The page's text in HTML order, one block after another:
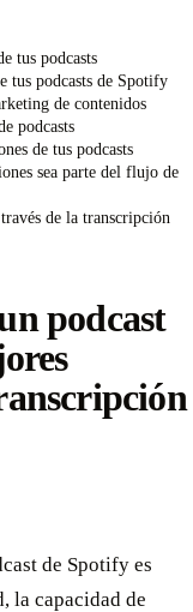
tus podcasts
tus podcasts de Spotify
de contenidos
podcasts
de tus podcasts
sea parte del flujo de
de la transcripción
podcast
de Spotify es
la capacidad de